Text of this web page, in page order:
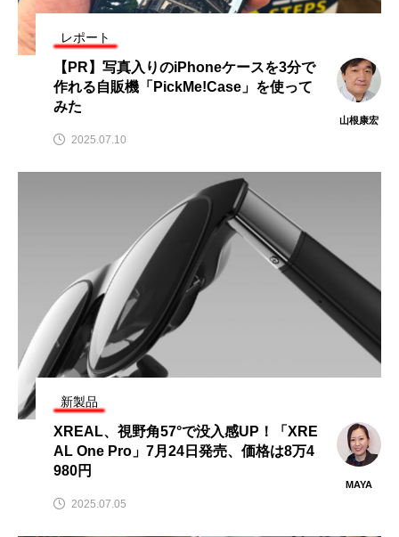
レポート
【PR】写真入りのiPhoneケースを3分で
作れる自販機「PickMe!Case」を使って
みた
山根康宏
2025.07.10
新製品
XREAL、視野角57°で没入感UP！「XRE
AL One Pro」7月24日発売、価格は8万4
980円
MAYA
2025.07.05